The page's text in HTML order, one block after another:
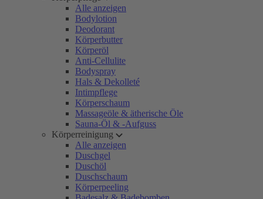
Alle anzeigen
Bodylotion
Deodorant
Körperbutter
Körperöl
Anti-Cellulite
Bodyspray
Hals & Dekolleté
Intimpflege
Körperschaum
Massageöle & ätherische Öle
Sauna-Öl & -Aufguss
Körperreinigung
Alle anzeigen
Duschgel
Duschöl
Duschschaum
Körperpeeling